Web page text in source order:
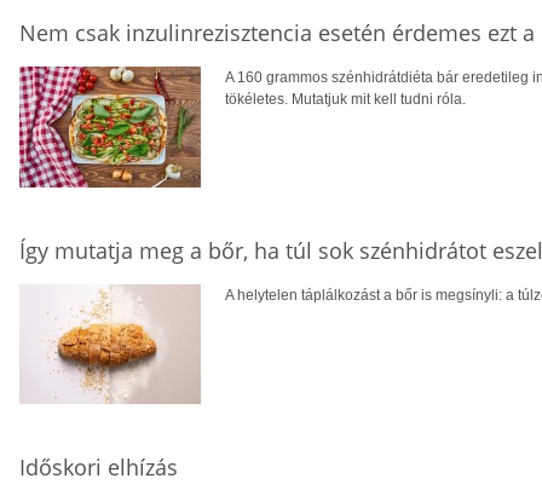
Nem csak inzulinrezisztencia esetén érdemes ezt
A 160 grammos szénhidrátdiéta bár eredetileg
tökéletes. Mutatjuk mit kell tudni róla.
Így mutatja meg a bőr, ha túl sok szénhidrátot eszel
A helytelen táplálkozást a bőr is megsínyli: a
Időskori elhízás